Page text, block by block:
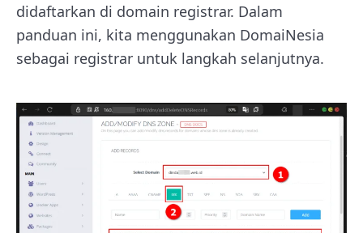
didaftarkan di domain registrar. Dalam
panduan ini, kita menggunakan DomaiNesia
sebagai registrar untuk langkah selanjutnya.